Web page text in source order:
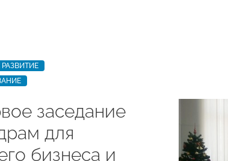
заседание
для
бизнеса и